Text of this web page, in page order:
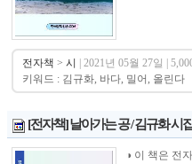
전자책 > 시 | 2021년 05월 27일 |
키워드 : 김규화, 바다, 밀어, 올린다
[전자책] 날아가는 공 / 김규화 시
◑ 이 책은 전